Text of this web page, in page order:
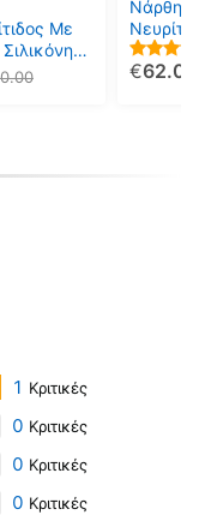
Με
5.00
out of 5
62.00
€
να
στη
1
0
0
0